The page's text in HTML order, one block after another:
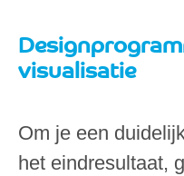
visualisatie
Om je een
het eindresultaat,